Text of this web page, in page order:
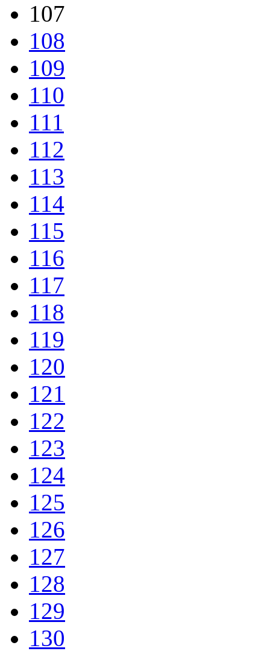
107
108
109
110
111
112
113
114
115
116
117
118
119
120
121
122
123
124
125
126
127
128
129
130